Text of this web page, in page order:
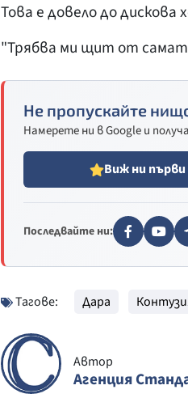
Това е довело до
"Трябва ми щит от
Не пропускайте
Намерете ни в Google и
Виж ни първи
Последвайте ни:
Тагове: Дара
Автор
Агенция